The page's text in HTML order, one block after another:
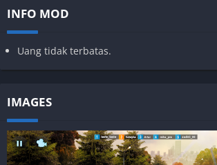
INFO MOD
Uang tidak terbatas.
IMAGES